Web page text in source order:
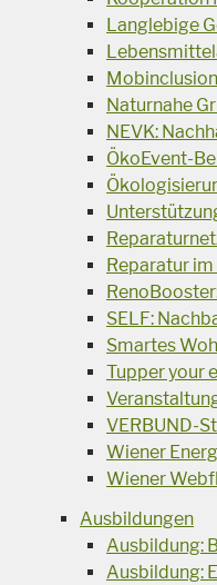
Langlebige
Mobinclusion
Naturnahe
NEVK:
ÖkoEvent-
Reparatur im
SELF:
Smartes
Tupper your
VERBUND-
Wiener
Wiener
Ausbildungen
Ausbildung:
Ausbildung: